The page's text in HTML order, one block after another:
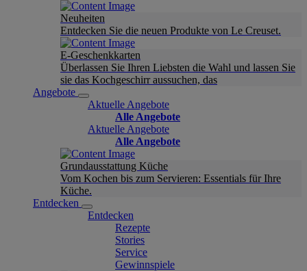
Neuheiten
Entdecken Sie die neuen Produkte von Le Creuset.
E-Geschenkkarten
Überlassen Sie Ihren Liebsten die Wahl und lassen Sie
sie das Kochgeschirr aussuchen, das
Angebote
Aktuelle Angebote
Alle Angebote
Aktuelle Angebote
Alle Angebote
Grundausstattung Küche
Vom Kochen bis zum Servieren: Essentials für Ihre
Küche.
Entdecken
Entdecken
Rezepte
Stories
Service
Gewinnspiele